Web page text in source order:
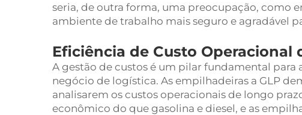
seria, de outra forma, uma preocupação, como
ambiente de trabalho mais seguro e agradável
Eficiência de Custo Operacional
A gestão de custos é um pilar fundamental
negócio de logística. As empilhadeiras a GLP
analisarem os custos operacionais de longo
econômico do que gasolina e diesel, e as